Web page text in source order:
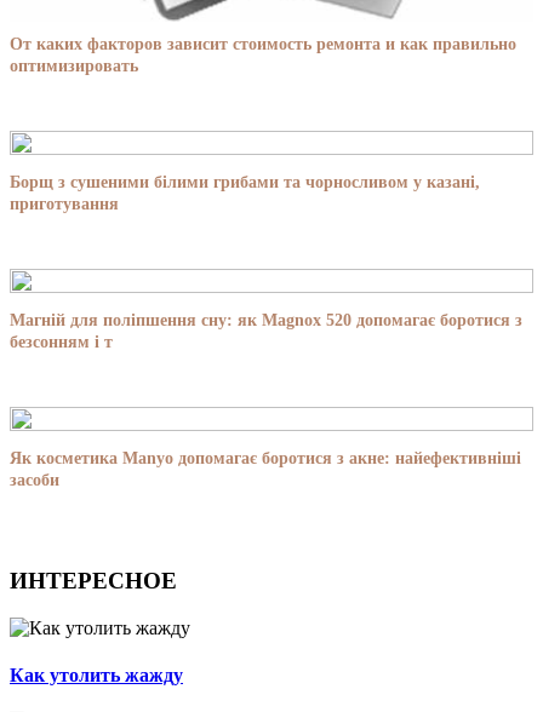
От каких факторов зависит стоимость ремонта и как правильно
оптимизировать
Борщ з сушеними білими грибами та чорносливом у казані,
приготування
Магній для поліпшення сну: як Magnox 520 допомагає боротися з
безсонням і т
Як косметика Manyo допомагає боротися з акне: найефективніші
засоби
ИНТЕРЕСНОЕ
Как утолить жажду